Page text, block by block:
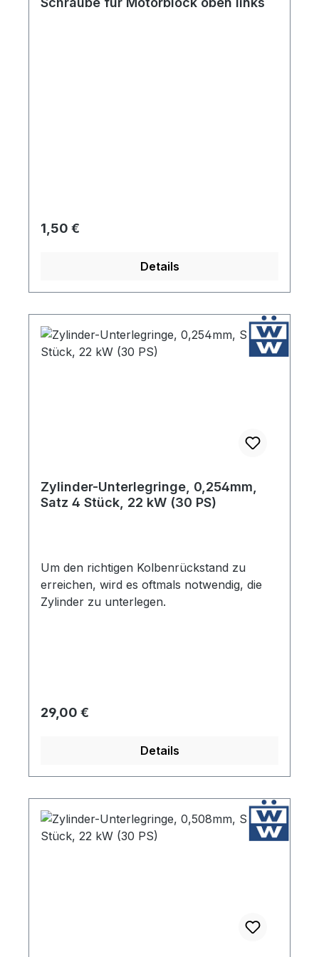
Regulärer Preis:
1,50 €
Details
Zylinder-Unterlegringe, 0,254mm,
Satz 4 Stück, 22 kW (30 PS)
Um den richtigen Kolbenrückstand zu
erreichen, wird es oftmals notwendig, die
Zylinder zu unterlegen.
Regulärer Preis:
29,00 €
Details